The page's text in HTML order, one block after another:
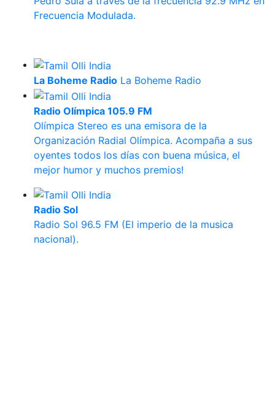
Frecuencia Modulada.
La Boheme Radio La Boheme Radio
Radio Olímpica 105.9 FM
Olímpica Stereo es una emisora de la
Organización Radial Olímpica. Acompaña a sus
oyentes todos los días con buena música, el
mejor humor y muchos premios!
Radio Sol
Radio Sol 96.5 FM (El imperio de la musica
nacional).